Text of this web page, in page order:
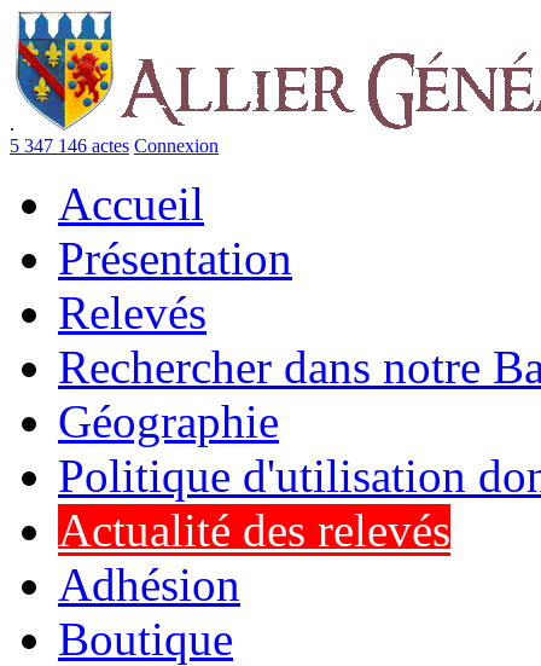
.
5 347 146 actes Connexion
Accueil
Présentation
Relevés
Rechercher dans notre
Géographie
Politique d'utilisation
Actualité des relevés
Adhésion
Boutique